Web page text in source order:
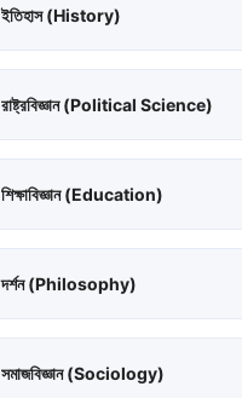
ইতিহাস (History)
রাষ্ট্রবিজ্ঞান (Political Science)
শিক্ষাবিজ্ঞান (Education)
দর্শন (Philosophy)
সমাজবিজ্ঞান (Sociology)